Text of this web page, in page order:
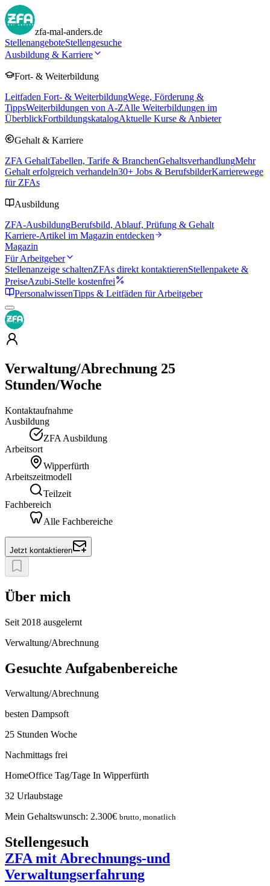
zfa-mal-anders.de
StellenangeboteStellengesuche
Ausbildung & Karriere
Fort- & Weiterbildung
Leitfaden Fort- & WeiterbildungWege, Förderung &
TippsWeiterbildungen von A-ZAlle Weiterbildungen im
ÜberblickFortbildungskatalogAktuelle Kurse & Anbieter
Gehalt & Karriere
ZFA GehaltTabellen, Tarife & BranchenGehaltsverhandlungMehr
Gehalt erfolgreich verhandeln30+ Jobs & BerufsbilderKarrierewege
für ZFAs
Ausbildung
ZFA-AusbildungBerufsbild, Ablauf, Prüfung & Gehalt
Karriere-Artikel im Magazin entdecken
Magazin
Für Arbeitgeber
Stellenanzeige schaltenZFAs direkt kontaktierenStellenpakete &
PreiseAzubi-Stelle kostenfrei
PersonalwissenTipps & Leitfäden für Arbeitgeber
Verwaltung/Abrechnung 25
Stunden/Woche
Kontaktaufnahme
Ausbildung
ZFA Ausbildung
Arbeitsort
Wipperfürth
Arbeitszeitmodell
Teilzeit
Fachbereich
Alle Fachbereiche
Jetzt kontaktieren
Über mich
Seit 2018 ausgelernt
Verwaltung/Abrechnung
Gesuchte Aufgabenbereiche
Verwaltung/Abrechnung
besten Dampsoft
25 Stunden Woche
Nachmittags frei
HomeOffice Tag/Tage In Wipperfürth
32 Urlaubstage
Mein Gehaltswunsch: 2.300€ brutto, monatlich
Stellengesuch
ZFA mit Abrechnungs-und
Verwaltungserfahrung